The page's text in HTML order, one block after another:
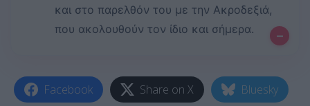
και στο παρελθόν του με την Ακροδεξιά,
που ακολουθούν τον ίδιο και σήμερα.
–
Facebook Share on X Bluesky